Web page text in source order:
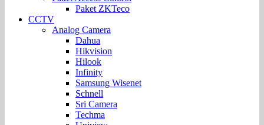
Paket ZKTeco
CCTV
Analog Camera
Dahua
Hikvision
Hilook
Infinity
Samsung Wisenet
Schnell
Sri Camera
Techma